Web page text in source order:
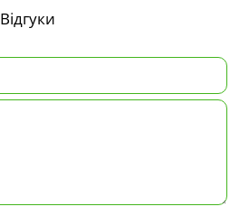
Відгуки